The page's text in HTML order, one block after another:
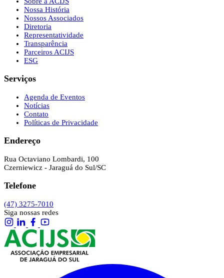
Nossa História
Nossos Associados
Diretoria
Representatividade
Transparência
Parceiros ACIJS
ESG
Serviços
Agenda de Eventos
Notícias
Contato
Políticas de Privacidade
Endereço
Rua Octaviano Lombardi, 100
Czerniewicz - Jaraguá do Sul/SC
Telefone
(47) 3275-7010
Siga nossas redes